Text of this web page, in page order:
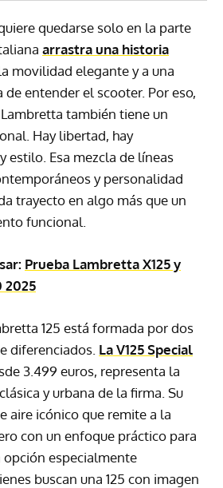
quedarse solo en la parte
arrastra una historia
movilidad elegante y a una
entender el scooter. Por eso,
también tiene un
Hay libertad, hay
estilo. Esa mezcla de líneas
y personalidad
trayecto en algo más que un
funcional.
Prueba Lambretta X125 y
2025
125 está formada por dos
diferenciados. La V125 Special
3.499 euros, representa la
y urbana de la firma. Su
aire icónico que remite a la
con un enfoque práctico para
opción especialmente
buscan una 125 con imagen